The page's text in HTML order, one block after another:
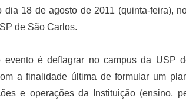
dia 18 de agosto de 2011 (quinta-feira),
de São Carlos.
evento é deflagrar no campus da USP
a finalidade última de formular um
e operações da Instituição (ensino,